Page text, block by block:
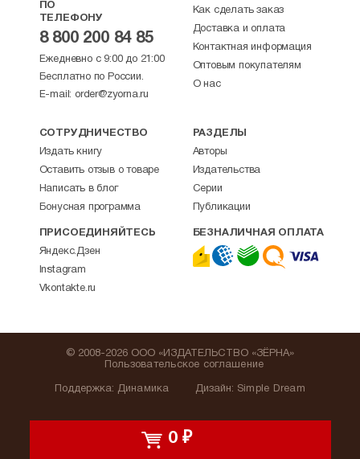
0 ₽
ПО
ТЕЛЕФОНУ
8 800 200 84 85
Ежедневно с 9:00 до 21:00
Бесплатно по России.
E-mail: order@zyorna.ru
Как сделать заказ
Доставка и оплата
Контактная информация
Оптовым покупателям
О нас
СОТРУДНИЧЕСТВО
Издать книгу
Оставить отзыв о товаре
Написать в блог
Бонусная программа
РАЗДЕЛЫ
Авторы
Издательства
Серии
Публикации
ПРИСОЕДИНЯЙТЕСЬ
Яндекс.Дзен
Instagram
Vkontakte.ru
БЕЗНАЛИЧНАЯ ОПЛАТА
Поддержка: Динамика
© 2008-2026 ООО «ИЗДАТЕЛЬСТВО «ЗЁРНА»
Пользовательское соглашение
Дизайн: Simple Dream